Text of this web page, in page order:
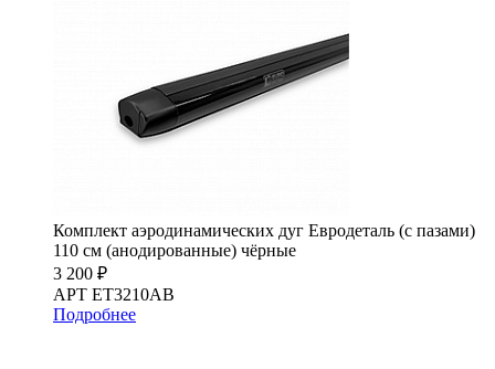
Комплект аэродинамических дуг Евродеталь (с пазами)
110 см (анодированные) чёрные
3 200 ₽
АРТ ET3210AB
Подробнее